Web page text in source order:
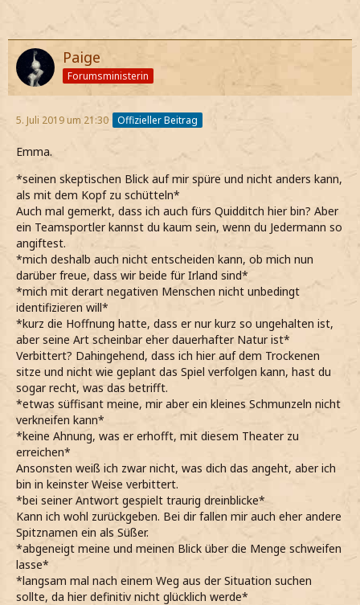
Paige
Forumsministerin
5. Juli 2019 um 21:30 Offizieller Beitrag
Emma.
*seinen skeptischen Blick auf mir spüre und nicht anders kann,
als mit dem Kopf zu schütteln*
Auch mal gemerkt, dass ich auch fürs Quidditch hier bin? Aber
ein Teamsportler kannst du kaum sein, wenn du Jedermann so
angiftest.
*mich deshalb auch nicht entscheiden kann, ob mich nun
darüber freue, dass wir beide für Irland sind*
*mich mit derart negativen Menschen nicht unbedingt
identifizieren will*
*kurz die Hoffnung hatte, dass er nur kurz so ungehalten ist,
aber seine Art scheinbar eher dauerhafter Natur ist*
Verbittert? Dahingehend, dass ich hier auf dem Trockenen
sitze und nicht wie geplant das Spiel verfolgen kann, hast du
sogar recht, was das betrifft.
*etwas süffisant meine, mir aber ein kleines Schmunzeln nicht
verkneifen kann*
*keine Ahnung, was er erhofft, mit diesem Theater zu
erreichen*
Ansonsten weiß ich zwar nicht, was dich das angeht, aber ich
bin in keinster Weise verbittert.
*bei seiner Antwort gespielt traurig dreinblicke*
Kann ich wohl zurückgeben. Bei dir fallen mir auch eher andere
Spitznamen ein als Süßer.
*abgeneigt meine und meinen Blick über die Menge schweifen
lasse*
*langsam mal nach einem Weg aus der Situation suchen
sollte, da hier definitiv nicht glücklich werde*